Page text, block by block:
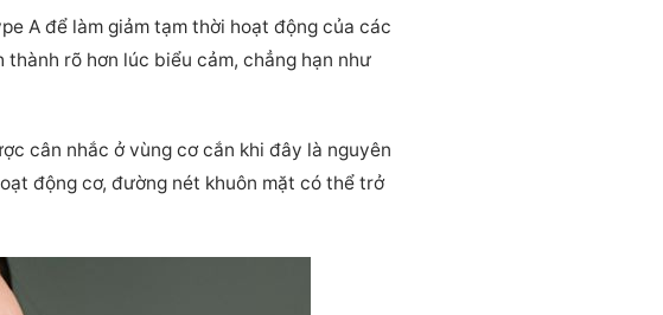
A để làm giảm tạm thời hoạt động của các
rõ hơn lúc biểu cảm, chẳng hạn như
cân nhắc ở vùng cơ cắn khi đây là nguyên
động cơ, đường nét khuôn mặt có thể trở